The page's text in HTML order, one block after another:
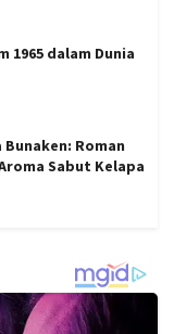
1965 dalam Dunia
Bunaken: Roman
Sabut Kelapa